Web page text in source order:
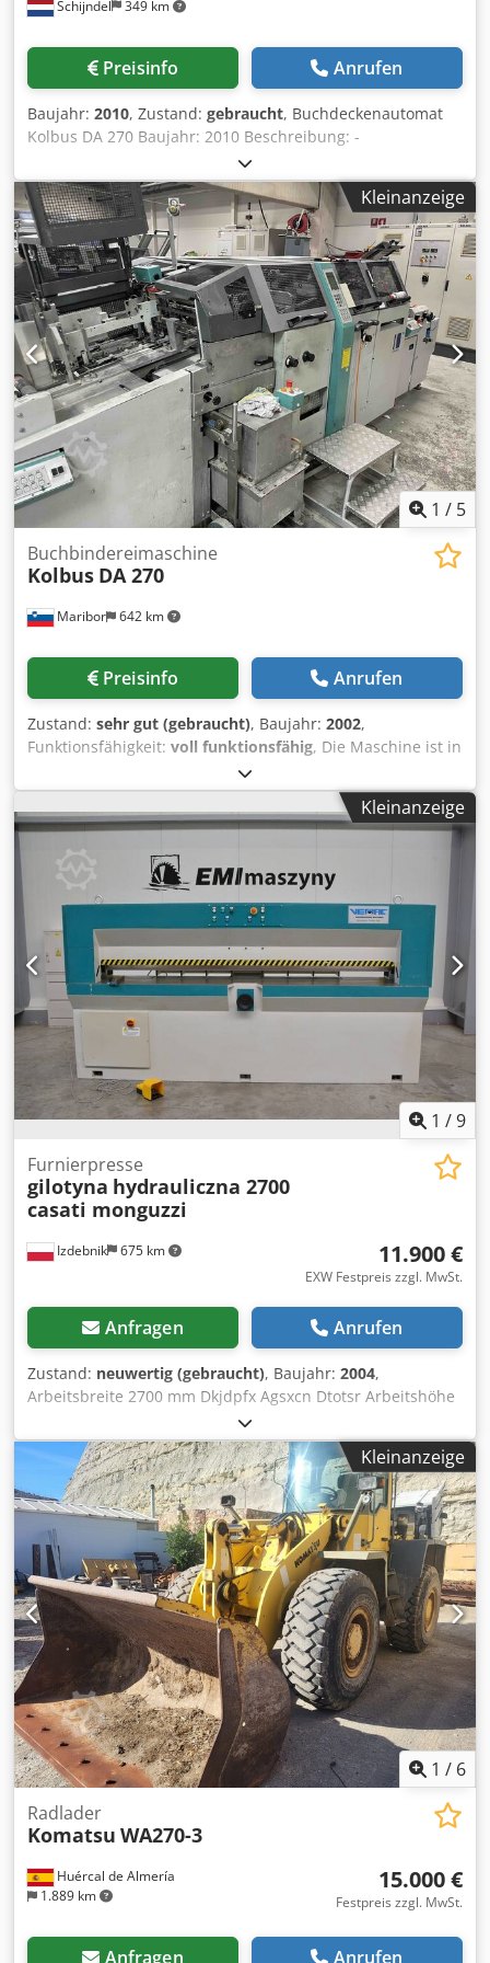
Zustellung über eigenen Fuhrpark nach individueller
sind freibleibend. Zwischenverkauf ausdrücklich
vorbehalten. - Eigentumsvorbehalt: Die Ware bleibt bis zur
Eigentum (Verfügungs- und Verarbeitungsverbot). -
Gewährleistung: Exklusiver Vertrieb an Gewerbetreibende
(§ 14 BGB). Bei Gebraucht- und IIa-Ware Ausschluss der
Sachmängelhaftung. Für Neuware gelten die jeweiligen
Herstellergarantien. Dkodpfxjyvr Dys Agtjr
Schijndel 349 km
Preisinfo Anrufen
Baujahr: 2010, Zustand: gebraucht, Buchdeckenautomat
Kolbus DA 270 Baujahr: 2010 Beschreibung: -
Automatische Einstellung - Motorisierte Einstellung -
Automatische Deckenzähler - Pappenvorstapelband: 1700
mm - Pappenschneider: PS - Schrenzzufuhr (flexibel) -
Abfallhacker - Nutzenanleger: Non-Stop - Leimwerk -
Vorgeheizte Leimschlauch - Viskositätskontrolle -
Einrichtung für Spiegelkleben mit hotmelt - Einrichtung für
wattierte Decken Dkodox Ary Eepfx Agtjr - Pressstation -
Stapelauslage
Kleinanzeige
1 / 5
Maribor 642 km
Buchbindereimaschine
Kolbus DA 270
Preisinfo Anrufen
Zustand: sehr gut (gebraucht), Baujahr: 2002,
Funktionsfähigkeit: voll funktionsfähig, Die Maschine ist in
sehr gutem funktionsfähigem Zustand. Sie befindet sich
noch in Produktion. Ein Test ist jederzeit möglich. Sofort
verfügbar. Dkjdpfx Aoyux Sgjgtjr
Kleinanzeige
1 /9
Izdebnik 675 km
Furnierpresse
gilotyna hydrauliczna 2700
casati monguzzi
11.900 €
EXW Festpreis zzgl. MwSt.
Anfragen Anrufen
Zustand: neuwertig (gebraucht), Baujahr: 2004,
Arbeitsbreite 2700 mm Dkjdpfx Agsxcn Dtotsr Arbeitshöhe
100 mm hydraulischer Schnitt anschlag verstellbar auf
Maß Gusskorpus Spannung 400V 3000 kg Baujahr 2004
Kleinanzeige
1 / 6
Huércal de Almería
1.889 km
Radlader
Komatsu WA270-3
15.000 €
Festpreis zzgl. MwSt.
Anfragen Anrufen